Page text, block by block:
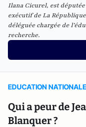
Ilana Cicurel, est
exécutif de La
déléguée chargée de
recherche.
EDUCATION NATIONALE
Qui a peur de
Blanquer ?